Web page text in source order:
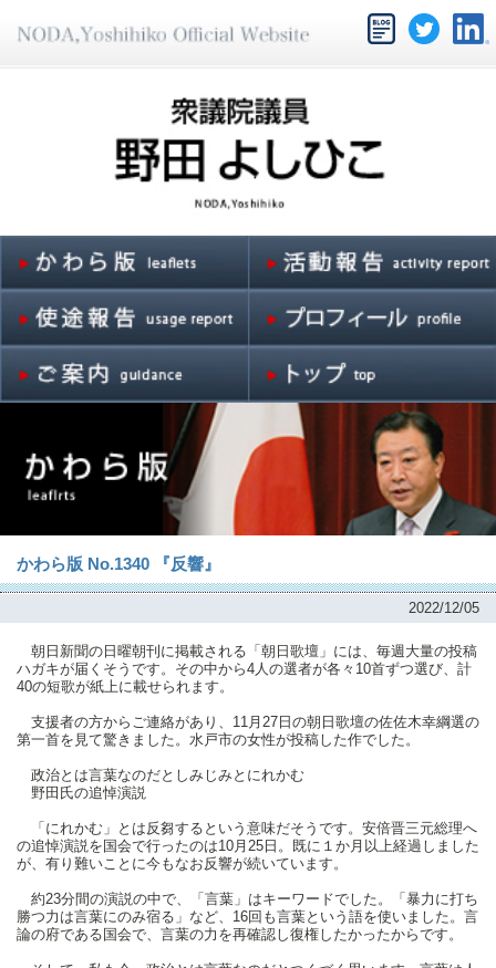
かわら版 No.1340 『反響』
2022/12/05
朝日新聞の日曜朝刊に掲載される「朝日歌壇」には、毎週大量の投稿
ハガキが届くそうです。その中から4人の選者が各々10首ずつ選び、計
40の短歌が紙上に載せられます。
支援者の方からご連絡があり、11月27日の朝日歌壇の佐佐木幸綱選の
第一首を見て驚きました。水戸市の女性が投稿した作でした。
政治とは言葉なのだとしみじみとにれかむ
野田氏の追悼演説
「にれかむ」とは反芻するという意味だそうです。安倍晋三元総理へ
の追悼演説を国会で行ったのは10月25日。既に１か月以上経過しました
が、有り難いことに今もなお反響が続いています。
約23分間の演説の中で、「言葉」はキーワードでした。「暴力に打ち
勝つ力は言葉にのみ宿る」など、16回も言葉という語を使いました。言
論の府である国会で、言葉の力を再確認し復権したかったからです。